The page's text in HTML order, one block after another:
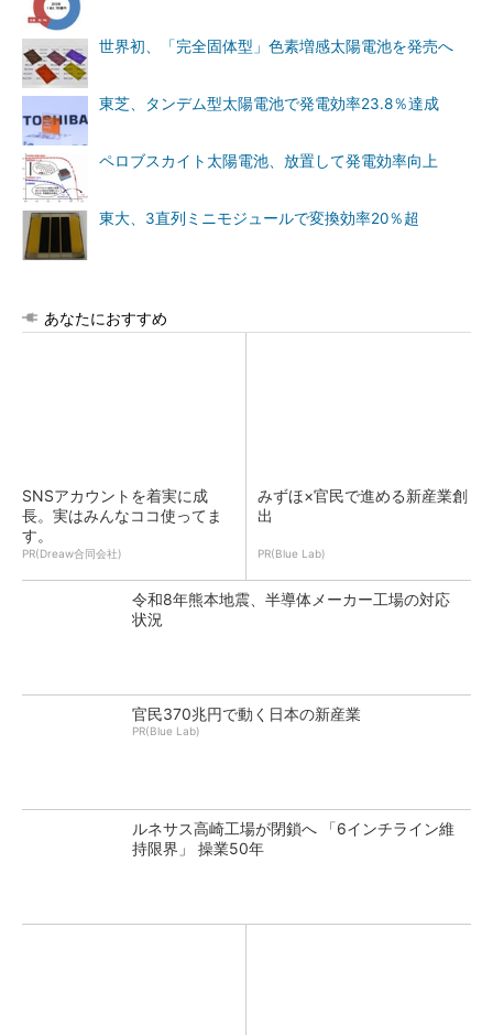
世界初、「完全固体型」色素増感太陽電池を発売へ
東芝、タンデム型太陽電池で発電効率23.8％達成
ペロブスカイト太陽電池、放置して発電効率向上
東大、3直列ミニモジュールで変換効率20％超
あなたにおすすめ
SNSアカウントを着実に成
長。実はみんなココ使ってま
す。
PR(Dreaw合同会社)
みずほ×官民で進める新産業創
出
PR(Blue Lab)
令和8年熊本地震、半導体メーカー工場の対応
状況
官民370兆円で動く日本の新産業
PR(Blue Lab)
ルネサス高崎工場が閉鎖へ 「6インチライン維
持限界」 操業50年